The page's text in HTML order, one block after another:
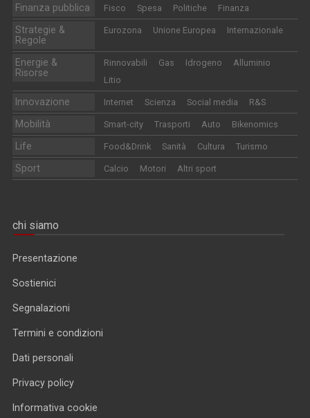
Finanza pubblica Fisco Spesa Politiche Finanza
Strategie &
Regole
Eurozona Unione Europea Internazionale
Energie &
Risorse
Rinnovabili Gas Idrogeno
Alluminio
Litio
Innovazione Internet Scienza Social media R&S
Mobilità Smart-city Trasporti Auto Bikenomics
Life Food&Drink Sanità Cultura Turismo
Sport Calcio Motori Altri sport
chi siamo
Presentazione
Sostienici
Segnalazioni
Termini e condizioni
Dati personali
Privacy policy
Informativa cookie